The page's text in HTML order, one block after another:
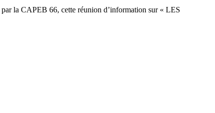
la CAPEB 66, cette réunion d’information sur « LES